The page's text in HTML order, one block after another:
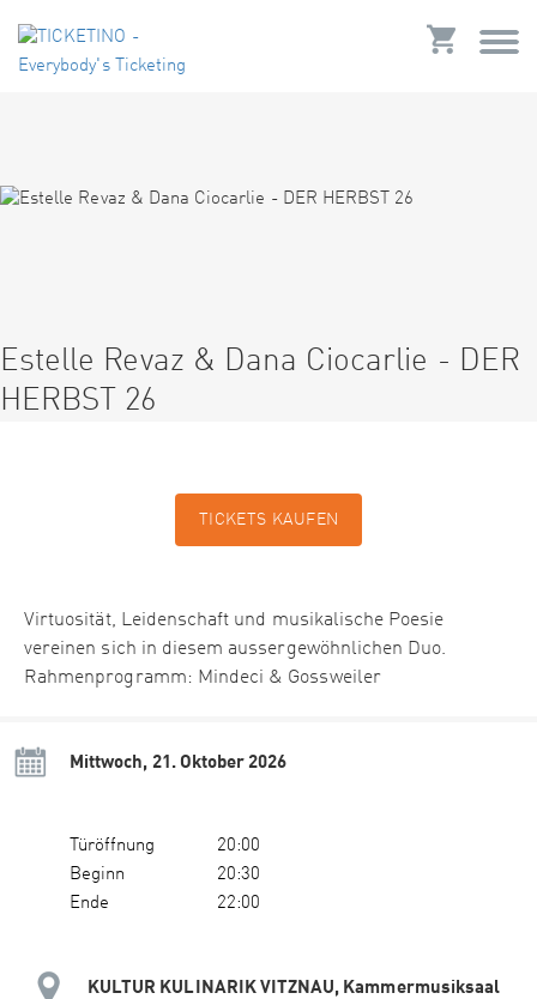
Estelle Revaz & Dana Ciocarlie - DER
HERBST 26
TICKETS KAUFEN
Virtuosität, Leidenschaft und musikalische Poesie
vereinen sich in diesem aussergewöhnlichen Duo.
Rahmenprogramm: Mindeci & Gossweiler
Mittwoch, 21. Oktober 2026
Türöffnung
20:00
Beginn
20:30
Ende
22:00
KULTUR KULINARIK VITZNAU, Kammermusiksaal